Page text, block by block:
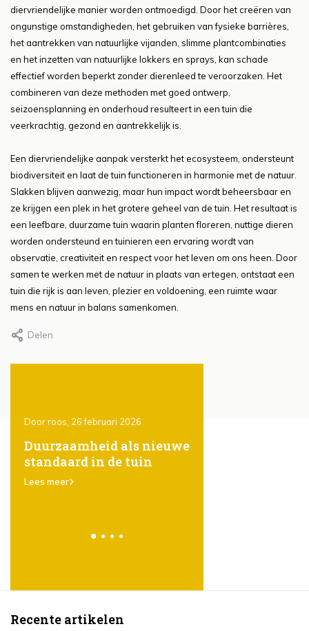
diervriendelijke manier worden ontmoedigd. Door het creëren van
ongunstige omstandigheden, het gebruiken van fysieke barrières,
het aantrekken van natuurlijke vijanden, slimme plantcombinaties
en het inzetten van natuurlijke lokkers en sprays, kan schade
effectief worden beperkt zonder dierenleed te veroorzaken. Het
combineren van deze methoden met goed ontwerp,
seizoensplanning en onderhoud resulteert in een tuin die
veerkrachtig, gezond en aantrekkelijk is.
Een diervriendelijke aanpak versterkt het ecosysteem, ondersteunt
biodiversiteit en laat de tuin functioneren in harmonie met de natuur.
Slakken blijven aanwezig, maar hun impact wordt beheersbaar en
ze krijgen een plek in het grotere geheel van de tuin. Het resultaat is
een leefbare, duurzame tuin waarin planten floreren, nuttige dieren
worden ondersteund en tuinieren een ervaring wordt van
observatie, creativiteit en respect voor het leven om ons heen. Door
samen te werken met de natuur in plaats van ertegen, ontstaat een
tuin die rijk is aan leven, plezier en voldoening, een ruimte waar
mens en natuur in balans samenkomen.
Delen
Door roos, 26 februari 2026
Duurzaamheid als nieuwe
standaard in de tuin
Lees meer
Recente artikelen